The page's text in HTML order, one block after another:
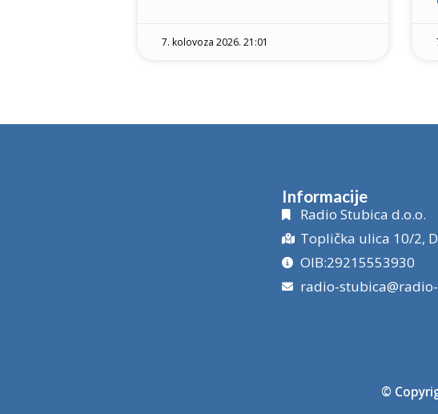
7. kolovoza 2026. 21:01
Informacije
Radio Stubica d.o.o.
Toplička ulica 10/2,
OIB:29215553930
radio-
©